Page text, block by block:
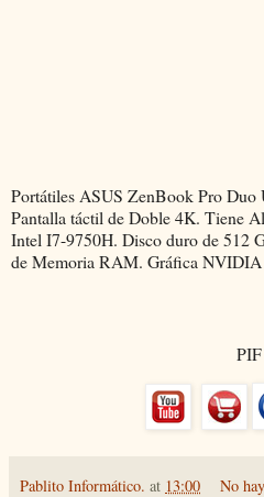
Portátiles ASUS ZenBook Pro Duo
Pantalla táctil de Doble 4K. Tiene
Intel I7-9750H. Disco duro de 512
de Memoria RAM. Gráfica
PIF
Pablito Informático. at 13:00 No